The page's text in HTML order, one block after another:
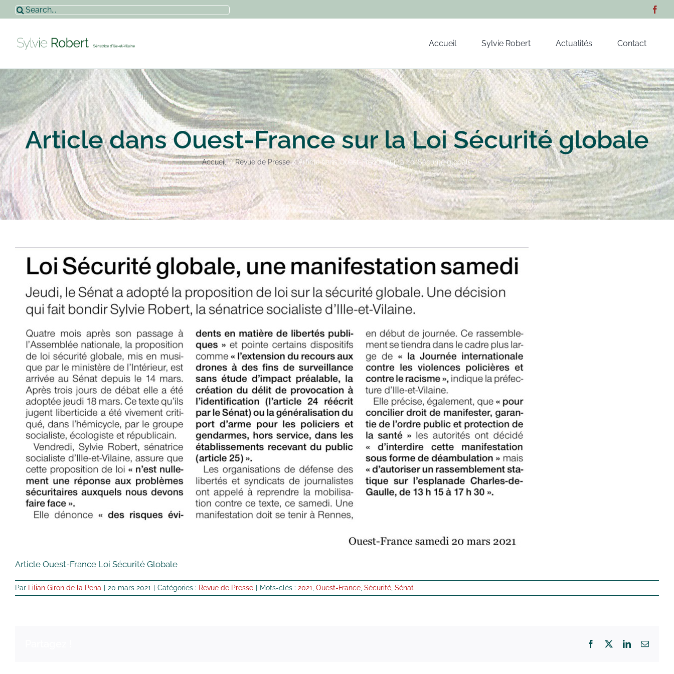
Passer
au
Rechercher:
Accueil Sylvie Robert Actualités Contact
Article dans Ouest-France sur la Loi Sécurité globale
Accueil Revue de Presse Article dans Ouest-France sur la Loi Sécurité globale
Article Ouest-France Loi Sécurité Globale
Par Lilian Giron de la Pena 20 mars 2021 Catégories : Revue de Presse Mots-clés : 2021 Ouest-France Sécurité Sénat
Facebook LinkedInEmail